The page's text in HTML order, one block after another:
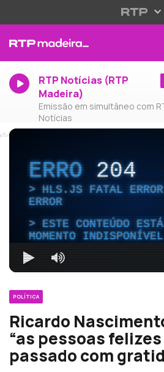
RTP Notícias (RTP
Madeira)
Emissão em simultâneo com
Notícias
ERRO204
HLS.JS FATAL
ERROR
ESTE CONTEÚDO
MOMENTO INDISPONÍVEL
POLÍTICA
Ricardo
“as pessoas
passado com